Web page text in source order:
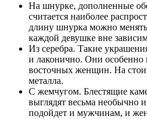
На шнурке, дополненные
считается наиболее
длину шнурка можно
каждой девушке вне
Из серебра. Такие
и лаконично. Они особенно
восточных женщин. На
металла.
С жемчугом. Блестящие
выглядят весьма необычно
подойдет и мужчинам, и